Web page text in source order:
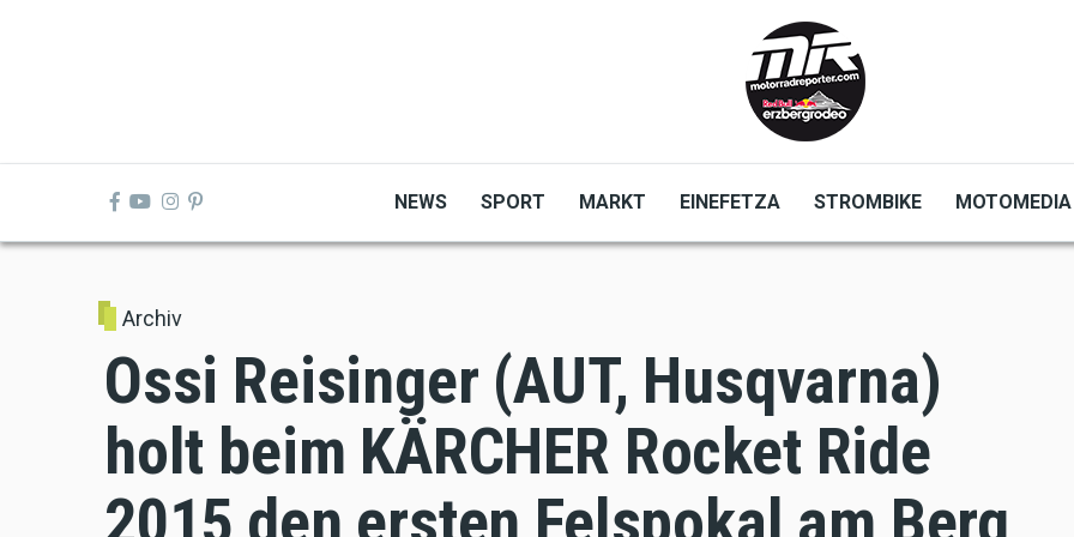
NEWS SPORT MARKT EINEFETZA STROMBIKE MOTOMEDIA
Archiv
Ossi Reisinger (AUT, Husqvarna)
holt beim KÄRCHER Rocket Ride
2015 den ersten Felspokal am Berg